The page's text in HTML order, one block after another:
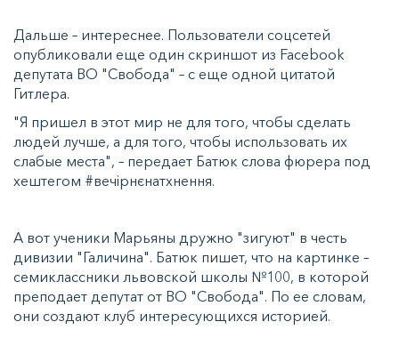
Дальше – интереснее. Пользователи соцсетей
опубликовали еще один скриншот из Facebook
депутата ВО "Свобода" – с еще одной цитатой
Гитлера.
"Я пришел в этот мир не для того, чтобы сделать
людей лучше, а для того, чтобы использовать их
слабые места", – передает Батюк слова фюрера под
хештегом #вечірнєнатхнення.
А вот ученики Марьяны дружно "зигуют" в честь
дивизии "Галичина". Батюк пишет, что на картинке –
семиклассники львовской школы №100, в которой
преподает депутат от ВО "Свобода". По ее словам,
они создают клуб интересующихся историей.